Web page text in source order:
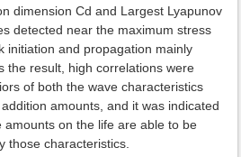
dimension Cd and Largest Lyapunov
detected near the maximum stress
initiation and propagation mainly
the result, high correlations were
of both the wave characteristics
amounts, and it was indicated
on the life are able to be
those characteristics.